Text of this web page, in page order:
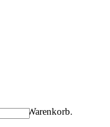
im Warenkorb.